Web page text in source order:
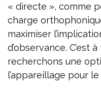
« directe », comme
charge
maximiser
d’observance. C’est
recherchons une
l’appareillage pour